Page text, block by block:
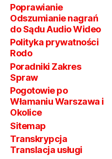
Poprawianie
Odszumianie nagrań
do Sądu Audio Wideo
Polityka prywatności
Rodo
Poradniki Zakres
Spraw
Pogotowie po
Włamaniu Warszawa i
Okolice
Sitemap
Transkrypcja
Translacja usługi